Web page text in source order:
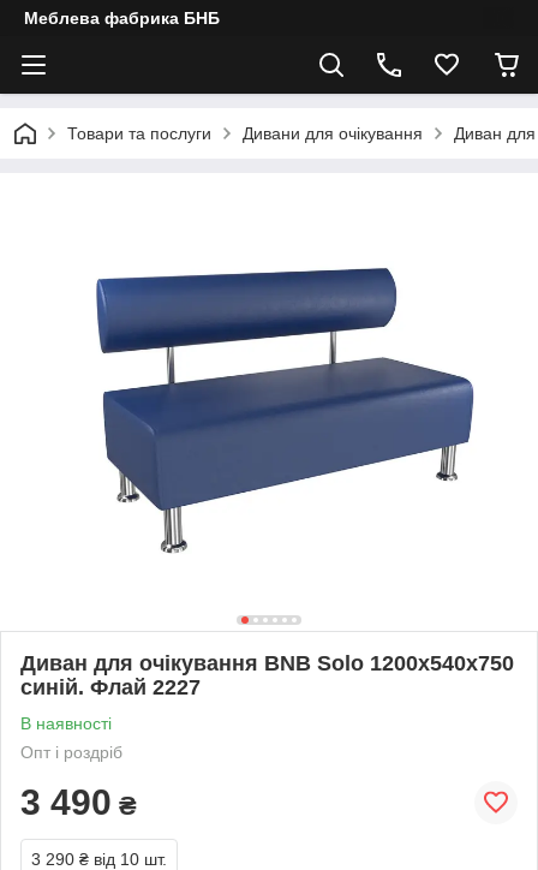
Меблева фабрика БНБ
Товари та послуги Дивани для очікування Диван
Диван для очікування BNB Solo 1200x540x750
синій. Флай 2227
В наявності
Опт і роздріб
3 490 ₴
3 290 ₴ від 10 шт.